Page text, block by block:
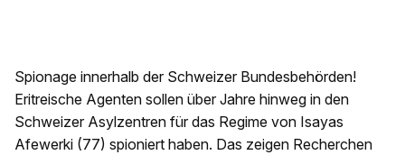
Spionage innerhalb der Schweizer Bundesbehörden!
Eritreische Agenten sollen über Jahre hinweg in den
Schweizer Asylzentren für das Regime von Isayas
Afewerki (77) spioniert haben. Das zeigen Recherchen